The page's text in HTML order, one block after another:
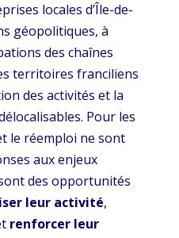
locales d’Île-de-
géopolitiques, à
des chaînes
territoires franciliens
des activités et la
Pour les
le réemploi ne sont
aux enjeux
des opportunités
leur activité,
renforcer leur